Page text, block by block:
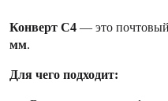
Конверт С4 — это
мм.
Для чего подходит: